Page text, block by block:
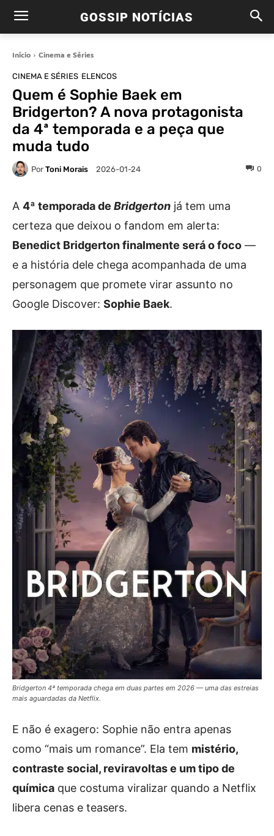
GOSSIP NOTÍCIAS
Início Cinema e Séries
CINEMA E SÉRIES ELENCOS
Quem é Sophie Baek em
Bridgerton? A nova protagonista
da 4ª temporada e a peça que
muda tudo
Por Toni Morais 2026-01-24 0
A 4ª temporada de Bridgerton já tem uma
certeza que deixou o fandom em alerta:
Benedict Bridgerton finalmente será o foco —
e a história dele chega acompanhada de uma
personagem que promete virar assunto no
Google Discover: Sophie Baek.
Bridgerton 4ª temporada chega em duas partes em 2026 — uma das estreias
mais aguardadas da Netflix.
E não é exagero: Sophie não entra apenas
como “mais um romance”. Ela tem mistério,
contraste social, reviravoltas e um tipo de
química que costuma viralizar quando a Netflix
libera cenas e teasers.